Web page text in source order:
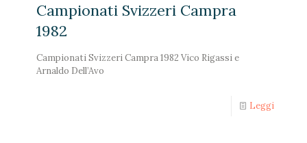
Campionati Svizzeri Campra
1982
Campionati Svizzeri Campra 1982 Vico Rigassi e
Arnaldo Dell’Avo
Leggi